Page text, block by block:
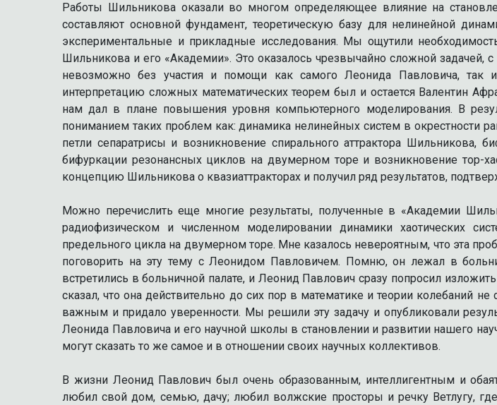
Работы Шильникова оказали во многом определяющее влияние на
составляют основной фундамент, теоретическую базу для нелинейной
экспериментальные и прикладные исследования. Мы ощутили
Шильникова и его «Академии». Это оказалось чрезвычайно сложной задачей,
невозможно без участия и помощи как самого Леонида Павловича, так
интерпретацию сложных математических теорем был и остается Валентин
нам дал в плане повышения уровня компьютерного моделирования. В
пониманием таких проблем как: динамика нелинейных систем в окрестности
петли сепаратрисы и возникновение спирального аттрактора Шильникова,
бифуркации резонансных циклов на двумерном торе и возникновение
концепцию Шильникова о квазиаттракторах и получил ряд результатов,
Можно перечислить еще многие результаты, полученные в «Академии
радиофизическом и численном моделировании динамики хаотических
предельного цикла на двумерном торе. Мне казалось невероятным, что эта
поговорить на эту тему с Леонидом Павловичем. Помню, он лежал в
встретились в больничной палате, и Леонид Павлович сразу попросил
сказал, что она действительно до сих пор в математике и теории колебаний
важным и придало уверенности. Мы решили эту задачу и опубликовали
Леонида Павловича и его научной школы в становлении и развитии нашего
могут сказать то же самое и в отношении своих научных коллективов.
В жизни Леонид Павлович был очень образованным, интеллигентным и
любил свой дом, семью, дачу; любил волжские просторы и речку Ветлугу,